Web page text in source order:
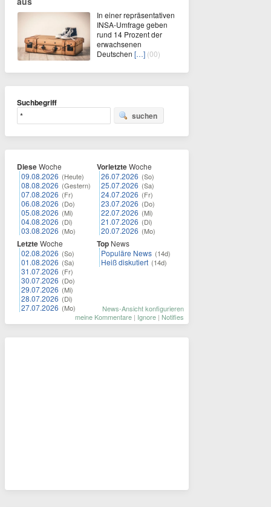
In einer repräsentativen
INSA-Umfrage geben
rund 14 Prozent der
erwachsenen
Deutschen […] (00)
Suchbegriff
suchen
DieseWoche
09.08.2026 (Heute)
08.08.2026 (Gestern)
07.08.2026 (Fr)
06.08.2026 (Do)
05.08.2026 (Mi)
04.08.2026 (Di)
03.08.2026 (Mo)
LetzteWoche
02.08.2026 (So)
01.08.2026 (Sa)
31.07.2026 (Fr)
30.07.2026 (Do)
29.07.2026 (Mi)
28.07.2026 (Di)
27.07.2026 (Mo)
VorletzteWoche
26.07.2026 (So)
25.07.2026 (Sa)
24.07.2026 (Fr)
23.07.2026 (Do)
22.07.2026 (Mi)
21.07.2026 (Di)
20.07.2026 (Mo)
Top News
Populäre News (14d)
Heiß diskutiert (14d)
News-Ansicht konfigurieren
meine Kommentare | Ignore | Notifies